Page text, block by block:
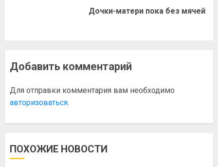
Дочки-матери пока без мячей
Добавить комментарий
Для отправки комментария вам необходимо
авторизоваться.
ПОХОЖИЕ НОВОСТИ